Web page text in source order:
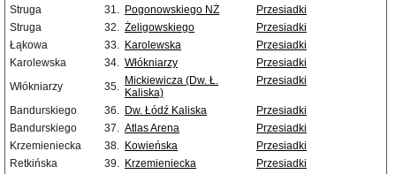
Struga
31. Pogonowskiego NŻ
Przesiadki
Struga
32. Żeligowskiego
Przesiadki
Łąkowa
33. Karolewska
Przesiadki
Karolewska
34. Włókniarzy
Przesiadki
Włókniarzy
35. Mickiewicza (Dw. Ł.
Kaliska)
Przesiadki
Bandurskiego 36. Dw. Łódź Kaliska
Przesiadki
Bandurskiego
37. Atlas Arena
Przesiadki
Krzemieniecka
38. Kowieńska
Przesiadki
Retkińska
39. Krzemieniecka
Przesiadki